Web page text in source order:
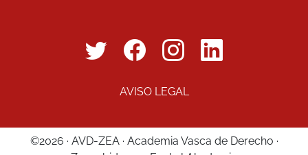
AVISO LEGAL
©2026 · AVD-ZEA · Academia Vasca de Derecho ·